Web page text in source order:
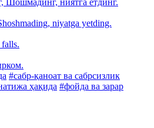
Шошмадинг, ниятга етдинг.
niyatga yetding.
#сабр-қаноат ва сабрсизлик
ҳақида #фойда ва зарар